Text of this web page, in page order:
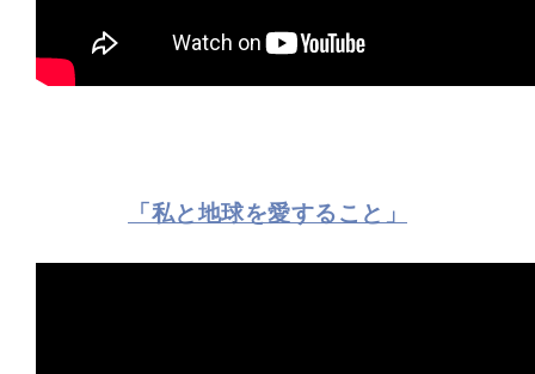
「私と地球を愛すること」